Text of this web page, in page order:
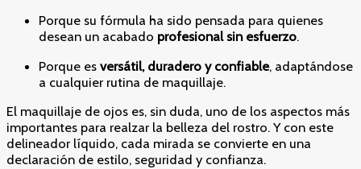
Porque su fórmula ha sido pensada para quienes
desean un acabado profesional sin esfuerzo.
Porque es versátil, duradero y confiable, adaptándose
a cualquier rutina de maquillaje.
El maquillaje de ojos es, sin duda, uno de los aspectos más
importantes para realzar la belleza del rostro. Y con este
delineador líquido, cada mirada se convierte en una
declaración de estilo, seguridad y confianza.